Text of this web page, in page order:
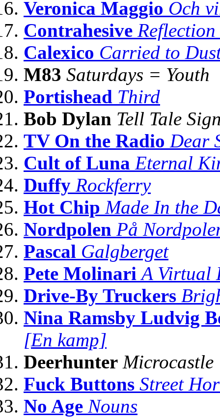
Veronica Maggio Och
Contrahesive
Calexico Carried to
M83 Saturdays = Youth
Portishead Third
Bob Dylan Tell Tale
TV On the Radio Dear
Cult of Luna Eternal
Duffy Rockferry
Hot Chip Made In the
Nordpolen På
Pascal Galgberget
Pete Molinari A Virtual
Drive-By Truckers
Nina Ramsby Ludvig
[En kamp]
Deerhunter Microcastle
Fuck Buttons Street
No Age Nouns